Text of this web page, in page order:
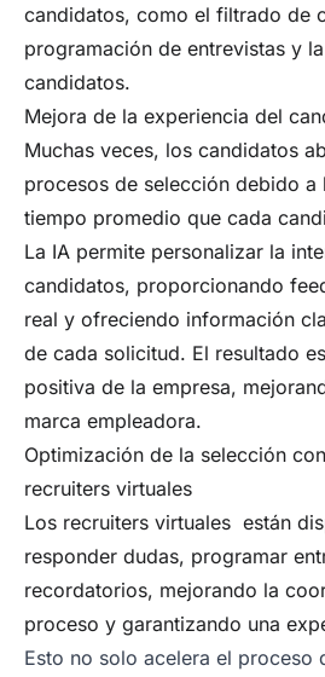
candidatos, como el filtrado de
programación de entrevistas y
candidatos.
Mejora de la experiencia del
Muchas veces, los candidatos
procesos de selección debido
tiempo promedio que cada
La IA permite personalizar la
candidatos, proporcionando
real y ofreciendo información
de cada solicitud. El resultado
positiva de la empresa,
marca empleadora.
Optimización de la selección
recruiters virtuales
Los recruiters virtuales están
responder dudas, programar
recordatorios, mejorando la
proceso y garantizando una
Esto no solo acelera el proceso